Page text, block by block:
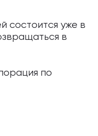
состоится уже в
в
по